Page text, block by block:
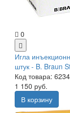
0
Игла
штук - B. Braun
Код товара:
1 150 руб.
В корзину